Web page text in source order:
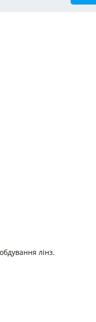
лінз.